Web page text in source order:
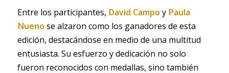
Entre los participantes, David Campo y Paula
Nueno se alzaron como los ganadores de esta
edición, destacándose en medio de una multitud
entusiasta. Su esfuerzo y dedicación no solo
fueron reconocidos con medallas, sino también